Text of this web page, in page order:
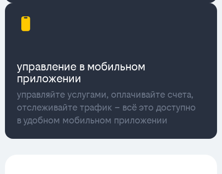
управление в мобильном
приложении
управляйте услугами, оплачивайте счета,
отслеживайте трафик – всё это доступно
в удобном мобильном приложении